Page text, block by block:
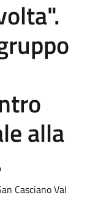
alla
Casciano Val